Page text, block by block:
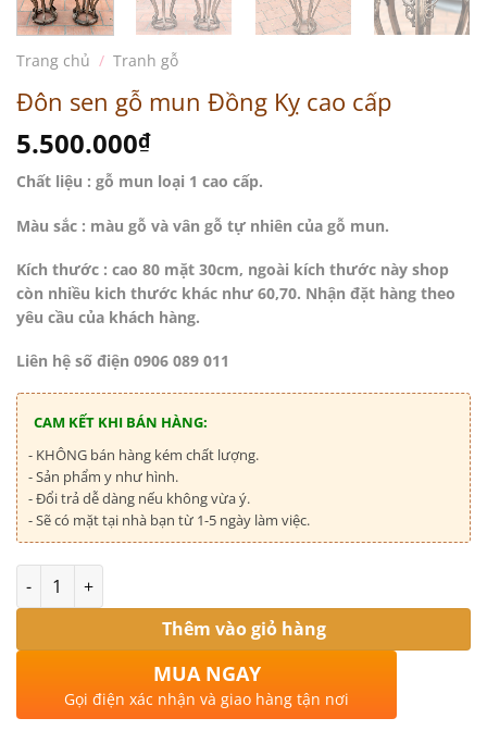
Trang chủ / Tranh gỗ
Đôn sen gỗ mun Đồng Kỵ cao cấp
5.500.000₫
Chất liệu : gỗ mun loại 1 cao cấp.
Màu sắc : màu gỗ và vân gỗ tự nhiên của gỗ mun.
Kích thước : cao 80 mặt 30cm, ngoài kích thước này shop
còn nhiều kich thước khác như 60,70. Nhận đặt hàng theo
yêu cầu của khách hàng.
Liên hệ số điện 0906 089 011
CAM KẾT KHI BÁN HÀNG:
- KHÔNG bán hàng kém chất lượng.
- Sản phẩm y như hình.
- Đổi trả dễ dàng nếu không vừa ý.
- Sẽ có mặt tại nhà bạn từ 1-5 ngày làm việc.
Số lượng
Thêm vào giỏ hàng
MUA NGAY
Gọi điện xác nhận và giao hàng tận nơi